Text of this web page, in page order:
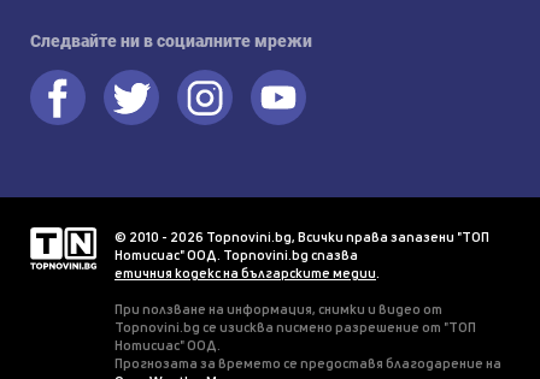
Следвайте ни в социалните мрежи
© 2010 - 2026 Topnovini.bg, Всички права запазени "ТОП
Нотисиас" ООД. Topnovini.bg спазва
етичния кодекс на българските медии.
При ползване на информация, снимки и видео от
Topnovini.bg се изисква писмено разрешение от "ТОП
Нотисиас" ООД.
Прогнозата за времето се предоставя благодарение на